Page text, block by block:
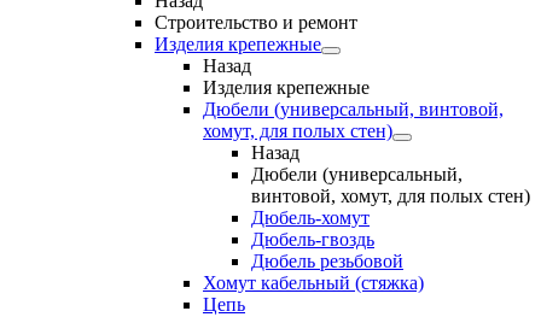
Строительство и ремонт
Изделия крепежные
Назад
Изделия крепежные
Дюбели (универсальный, винтовой,
хомут, для полых стен)
Назад
Дюбели (универсальный,
винтовой, хомут, для полых стен)
Дюбель-хомут
Дюбель-гвоздь
Дюбель резьбовой
Хомут кабельный (стяжка)
Цепь